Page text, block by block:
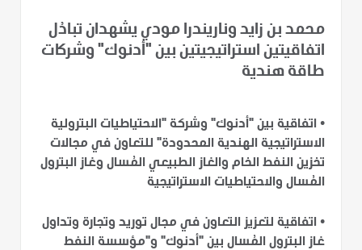
محمد بن زايد وناريندرا مودي يشهدان تبادُل
اتفاقيتين استراتيجيتين بين "أدنوك" وشركات
طاقة هندية
• اتفاقية بين "أدنوك" وشركة "الاحتياطيات البترولية
الاستراتيجية الهندية المحدودة" للتعاون في مجالات
تخزين النفط الخام والغاز الطبيعي المُسال وغاز البترول
المُسال والاحتياطيات الاستراتيجية
• اتفاقية لتعزيز التعاون في مجال توريد وتجارة وتداول
غاز البترول المُسال بين "أدنوك" و"مؤسسة النفط